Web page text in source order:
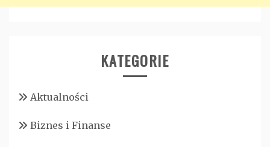
KATEGORIE
Aktualności
Biznes i Finanse